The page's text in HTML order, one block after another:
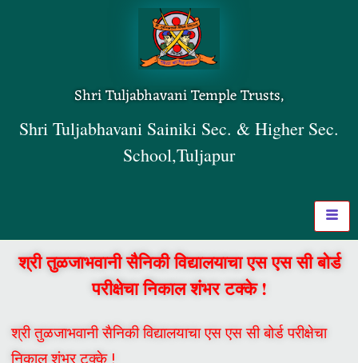
Shri Tuljabhavani Temple Trusts,
Shri Tuljabhavani Sainiki Sec. & Higher Sec.
School,Tuljapur
श्री तुळजाभवानी सैनिकी विद्यालयाचा एस एस सी बोर्ड
परीक्षेचा निकाल शंभर टक्के !
श्री तुळजाभवानी सैनिकी विद्यालयाचा एस एस सी बोर्ड परीक्षेचा
निकाल शंभर टक्के !